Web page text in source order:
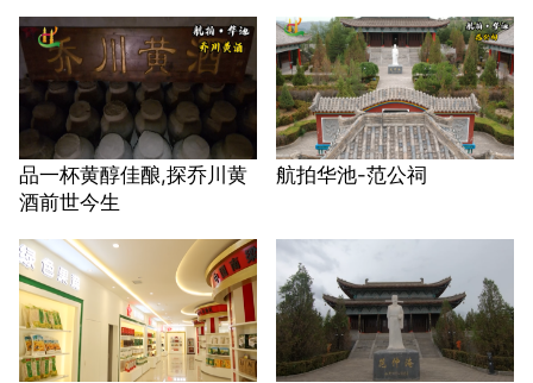
品一杯黄醇佳酿,探乔川黄
酒前世今生
航拍华池-范公祠